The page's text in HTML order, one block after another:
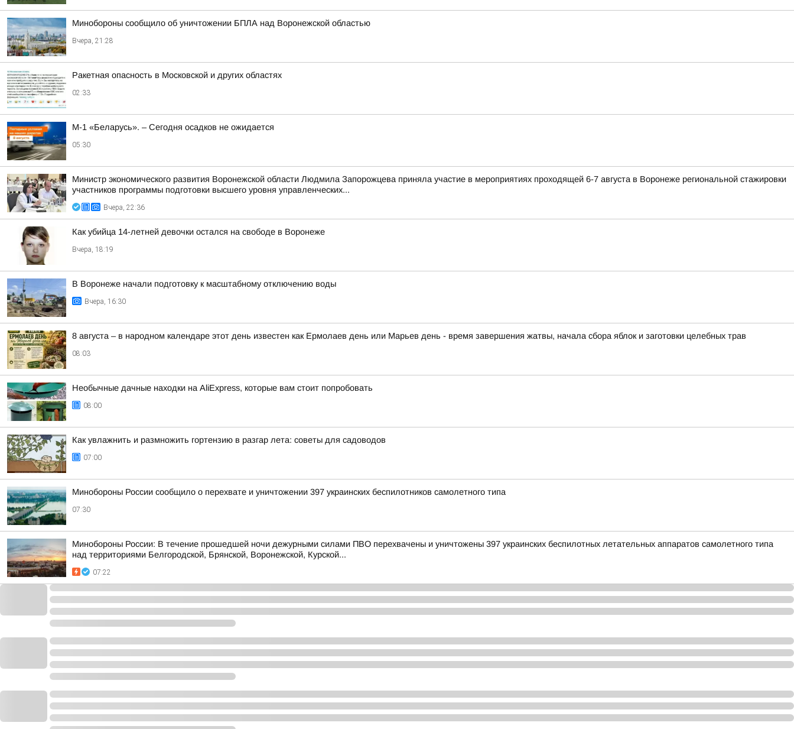
Минобороны сообщило об уничтожении БПЛА над Воронежской областью
Вчера, 21:28
Ракетная опасность в Московской и других областях
02:33
М-1 «Беларусь». – Сегодня осадков не ожидается
05:30
Министр экономического развития Воронежской области Людмила Запорожцева приняла участие в мероприятиях проходящей 6-7 августа в Воронеже региональной стажировки
участников программы подготовки высшего уровня управленческих...
Вчера, 22:36
Как убийца 14-летней девочки остался на свободе в Воронеже
Вчера, 18:19
В Воронеже начали подготовку к масштабному отключению воды
Вчера, 16:30
8 августа – в народном календаре этот день известен как Ермолаев день или Марьев день - время завершения жатвы, начала сбора яблок и заготовки целебных трав
08:03
Необычные дачные находки на AliExpress, которые вам стоит попробовать
08:00
Как увлажнить и размножить гортензию в разгар лета: советы для садоводов
07:00
Минобороны России сообщило о перехвате и уничтожении 397 украинских беспилотников самолетного типа
07:30
Минобороны России: В течение прошедшей ночи дежурными силами ПВО перехвачены и уничтожены 397 украинских беспилотных летательных аппаратов самолетного типа
над территориями Белгородской, Брянской, Воронежской, Курской...
07:22